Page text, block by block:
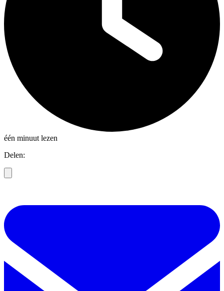
één minuut lezen
Delen: